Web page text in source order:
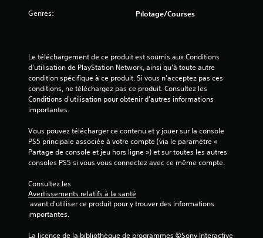
Genres: Pilotage/Courses
Le téléchargement de ce produit est soumis aux Conditions
d'utilisation de PlayStation Network, ainsi qu'à toute autre
condition spécifique à ce produit. Si vous n'acceptez pas ces
conditions, ne téléchargez pas ce produit. Consultez les
Conditions d'utilisation pour obtenir d'autres informations
importantes.
Vous pouvez télécharger ce contenu et y jouer sur la console
PS5 principale associée à votre compte (via le paramètre «
Partage de console et jeu hors ligne ») et sur toutes les autres
consoles PS5 si vous vous connectez avec ce même compte.
Consultez les
Avertissements relatifs à la santé
importantes.
La licence de la bibliothèque de programmes ©Sony Interactive